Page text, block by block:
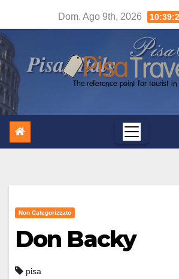
contenuto
Dom. Ago 9th, 2026
Non Categorizzato
Don Backy
pisa